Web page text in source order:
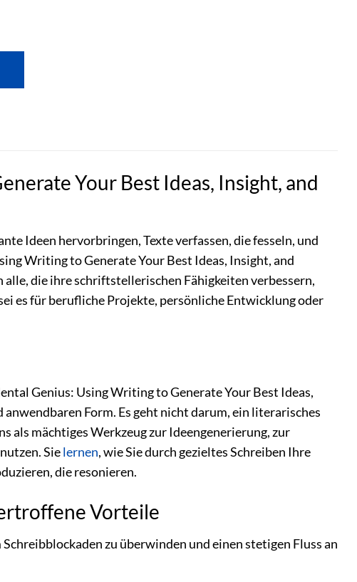
Your Best Ideas, Insight, and
Ideen hervorbringen, Texte verfassen, die fesseln, und
Writing to Generate Your Best Ideas, Insight, and
die ihre schriftstellerischen Fähigkeiten verbessern,
es für berufliche Projekte, persönliche Entwicklung oder
Genius: Using Writing to Generate Your Best Ideas,
Form. Es geht nicht darum, ein literarisches
als mächtiges Werkzeug zur Ideengenerierung, zur
Sielernen, wie Sie durch gezieltes Schreiben Ihre
die resonieren.
Vorteile
zu überwinden und einen stetigen Fluss an